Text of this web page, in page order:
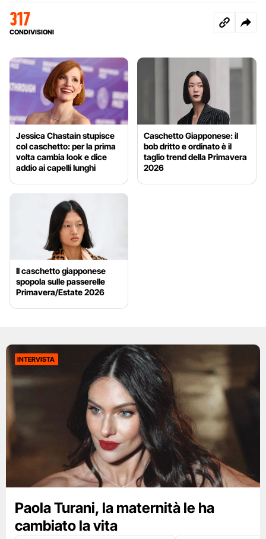
317
CONDIVISIONI
Jessica Chastain stupisce
col caschetto: per la prima
volta cambia look e dice
addio ai capelli lunghi
Caschetto Giapponese: il
bob dritto e ordinato è il
taglio trend della Primavera
2026
Il caschetto giapponese
spopola sulle passerelle
Primavera/Estate 2026
INTERVISTA
Paola Turani, la maternità le ha
cambiato la vita